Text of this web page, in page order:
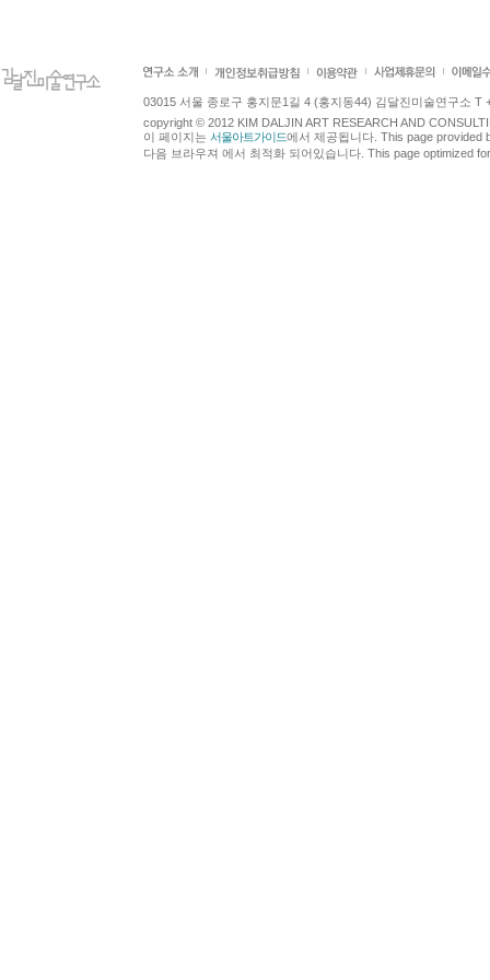
03015 서울 종로구 홍지문1길 4 (홍지동44) 김달진미술연구소 T
copyright © 2012 KIM DALJIN ART RESEARCH AND
이 페이지는 서울아트가이드에서 제공됩니다. This page provided
다음 브라우져 에서 최적화 되어있습니다. This page optimized